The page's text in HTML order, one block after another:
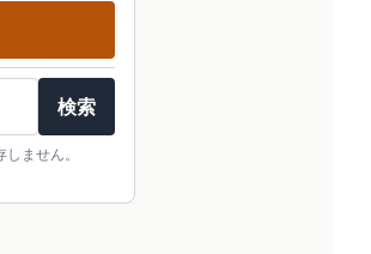
検索
ません。